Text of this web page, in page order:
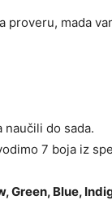
proveru, mada
naučili do sada.
7 boja iz
Green, Blue,